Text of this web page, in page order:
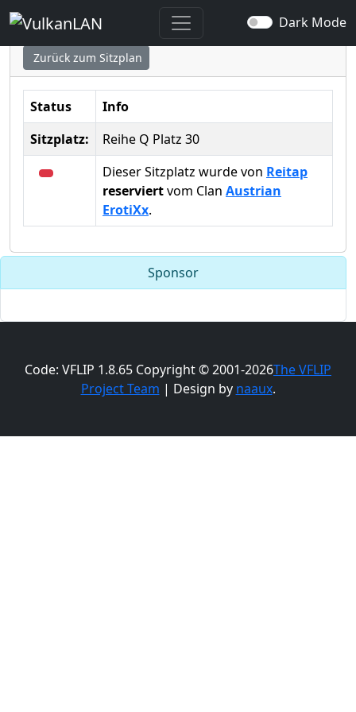
Dark Mode
Sitzplatz ausgewählt
Zurück zum Sitzplan
Status
Info
Sitzplatz:
Reihe Q Platz 30
Dieser Sitzplatz wurde von Reitap
reserviertvom Clan Austrian
ErotiXx.
Sponsor
Code: VFLIP 1.8.65 Copyright © 2001-2026The VFLIP
Project Team | Design by naaux.